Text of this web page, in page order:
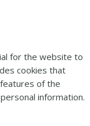
for the website to
cookies that
of the
information.